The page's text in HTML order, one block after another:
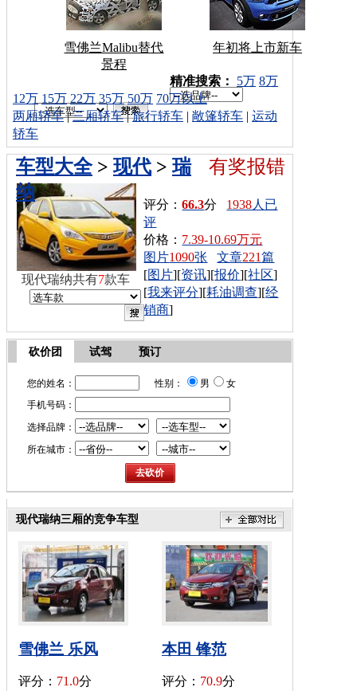
雪佛兰Malibu替代
景程
年初将上市新车
车型搜索：
精准搜索： 5万 8万
12万 15万 22万 35万 50万 70万以上
两厢轿车|三厢轿车|旅行轿车 | 敞篷轿车 | 运动
轿车
有奖报错
车型大全>现代>瑞
纳
评分：66.3分 1938人已
评
价格： 7.39-10.69万元
图片1090张 文章221篇
[图片][资讯][报价][社区]
[我来评分][耗油调查][经
销商]
现代瑞纳共有7款车
砍价团 试驾 预订
您的姓名： 性别： 男
女
手机号码：
选择品牌：
所在城市：
现代瑞纳三厢的竞争车型
雪佛兰 乐风
评分： 71.0分
本田 锋范
评分： 70.9分